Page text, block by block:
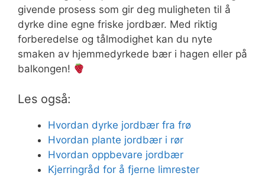
givende prosess som gir deg muligheten til å
dyrke dine egne friske jordbær. Med riktig
forberedelse og tålmodighet kan du nyte
smaken av hjemmedyrkede bær i hagen eller på
balkongen!
Les også:
Hvordan dyrke jordbær fra frø
Hvordan plante jordbær i rør
Hvordan oppbevare jordbær
Kjerringråd for å fjerne limrester